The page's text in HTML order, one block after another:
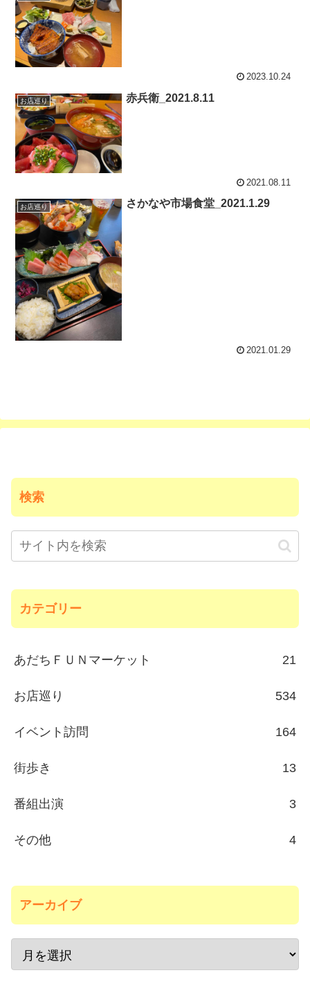
2023.10.24
お店巡り 赤兵衛_2021.8.11
2021.08.11
お店巡り さかなや市場食堂_2021.1.29
2021.01.29
検索
カテゴリー
あだちＦＵＮマーケット 21
お店巡り 534
イベント訪問 164
街歩き 13
番組出演 3
その他 4
アーカイブ